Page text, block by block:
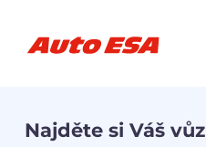
Najděte si Váš vůz